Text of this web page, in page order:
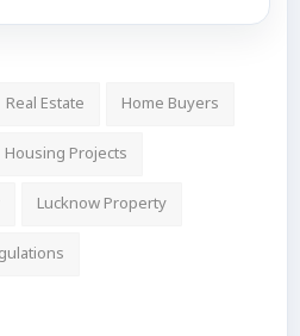
Real Estate Home Buyers
Housing Projects
Lucknow Property